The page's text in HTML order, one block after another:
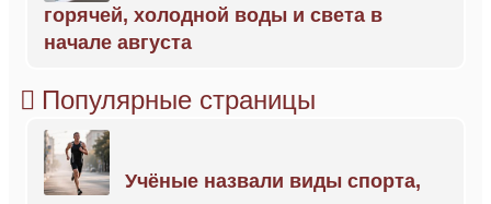
горячей, холодной воды и света в
начале августа
Популярные страницы
Учёные назвали виды спорта,